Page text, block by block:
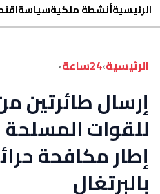
الرئيسيةأنشطة ملكيةسياسة
الرئيسية›24ساعة ›
إرسال طائرتين
للقوات
إطار مكافحة
بالبرتغال